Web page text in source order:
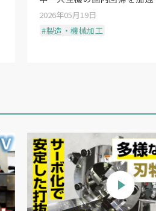
2026年05月19日
#製造・機械加工